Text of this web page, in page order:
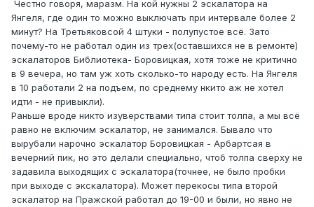
Честно говоря, маразм. На кой нужны 2 эскалатора на
Янгеля, где один то можно выключать при интервале более 2
минут? На Третьяковсой 4 штуки - полупустое всё. Зато
почему-то не работал один из трех(оставшихся не в ремонте)
эскалаторов Библиотека- Боровицкая, хотя тоже не критично
в 9 вечера, но там уж хоть сколько-то народу есть. На Янгеля
в 10 работали 2 на подъем, по среднему нкито аж не хотел
идти - не привыкли).
Раньше вроде никто изуверствами типа стоит толпа, а мы всё
равно не включим эскалатор, не занимался. Бывало что
вырубали нарочно эскалатор Боровицкая - Арбартсая в
вечерний пик, но это делали специально, чтоб толпа сверху не
задавила выходящих с эскалатора(точнее, не было пробки
при выходе с экскалатора). Может перекосы типа второй
эскалатор на Пражской работал до 19-00 и были, но явно не